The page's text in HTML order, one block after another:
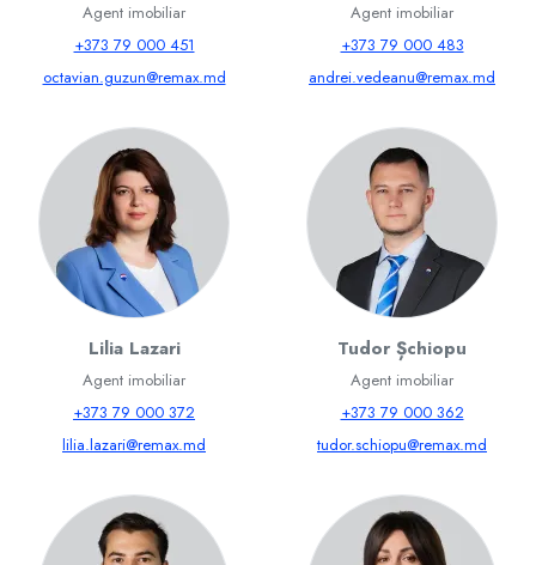
Agent imobiliar
+373 79 000 451
octavian.guzun@remax.md
Agent imobiliar
+373 79 000 483
andrei.vedeanu@remax.md
Lilia Lazari
Agent imobiliar
+373 79 000 372
lilia.lazari@remax.md
Tudor Șchiopu
Agent imobiliar
+373 79 000 362
tudor.schiopu@remax.md